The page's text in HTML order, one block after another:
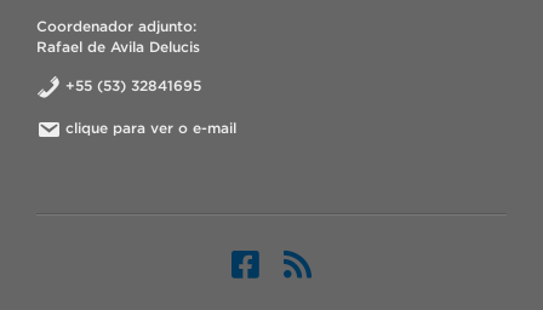
Coordenador adjunto:
Rafael de Avila Delucis
+55 (53) 32841695
clique para ver o e-mail